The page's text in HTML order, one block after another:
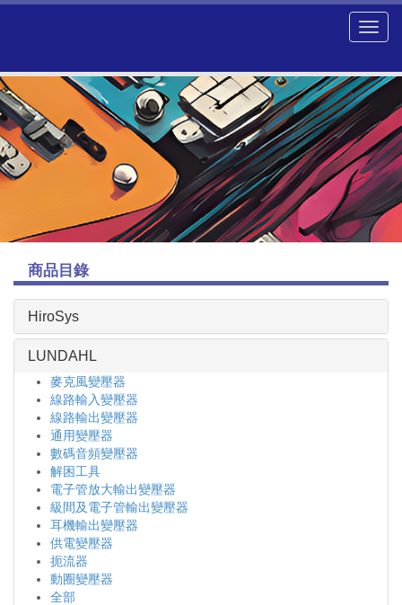
商品目錄
HiroSys
LUNDAHL
麥克風變壓器
線路輸入變壓器
線路輸出變壓器
通用變壓器
數碼音頻變壓器
解困工具
電子管放大輸出變壓器
級間及電子管輸出變壓器
耳機輸出變壓器
供電變壓器
扼流器
動圈變壓器
全部